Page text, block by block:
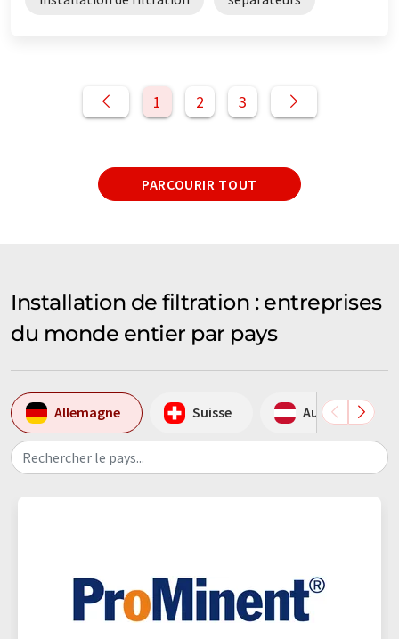
1 2 3
PARCOURIR TOUT
Installation de filtration : entreprises
du monde entier par pays
Allemagne Suisse Autriche
Rechercher le pays...